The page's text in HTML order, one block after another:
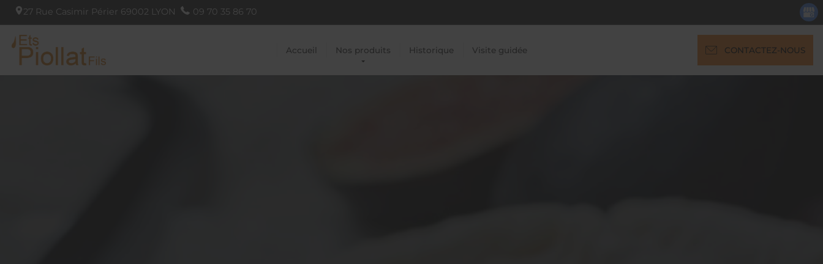
27 Rue Casimir Périer 69002 LYON 09 70 35 86 70
Accueil Nos produits Historique Visite guidée CONTACTEZ-NOUS